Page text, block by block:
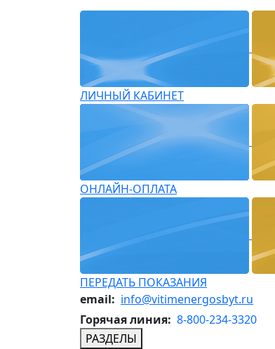
ЛИЧНЫЙ КАБИНЕТ
ОНЛАЙН-ОПЛАТА
ПЕРЕДАТЬ ПОКАЗАНИЯ
email: info@vitimenergosbyt.ru
Горячая линия: 8-800-234-3320
РАЗДЕЛЫ